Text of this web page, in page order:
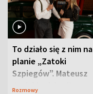
To działo się z nim na
planie „Zatoki
Szpiegów”. Mateusz
Janicki odsłonił
Rozmowy